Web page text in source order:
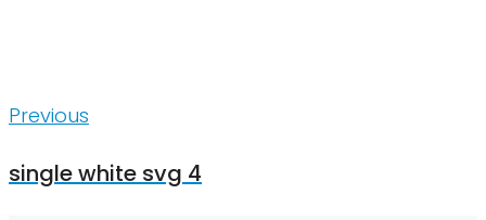
Inläggsnavigering
Previous
Previous
single white svg 4